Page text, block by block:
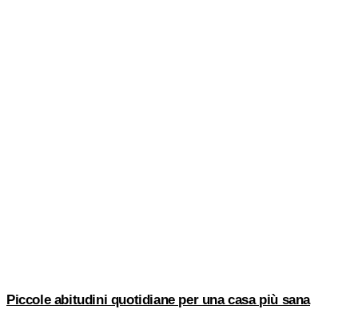
Piccole abitudini quotidiane per una casa più sana